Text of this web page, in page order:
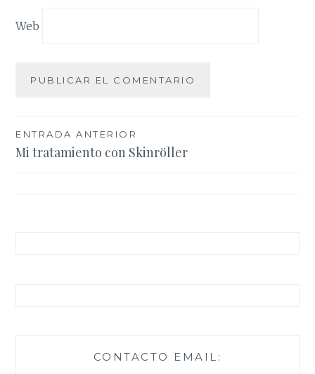
Web
Navegación
de
ENTRADA ANTERIOR
Mi tratamiento con Skinröller
CONTACTO EMAIL: